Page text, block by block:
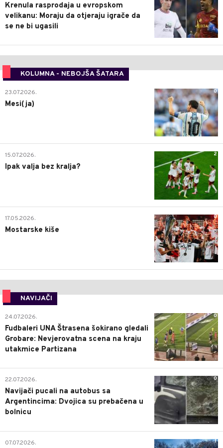
Krenula rasprodaja u evropskom
velikanu: Moraju da otjeraju igrače da
se ne bi ugasili
KOLUMNA - NEBOJŠA ŠATARA
0
23.07.2026.
Mesi(ja)
2
15.07.2026.
Ipak valja bez kralja?
0
17.05.2026.
Mostarske kiše
NAVIJAČI
0
24.07.2026.
Fudbaleri UNA Štrasena šokirano gledali
Grobare: Nevjerovatna scena na kraju
utakmice Partizana
0
22.07.2026.
Navijači pucali na autobus sa
Argentincima: Dvojica su prebačena u
bolnicu
1
07.07.2026.